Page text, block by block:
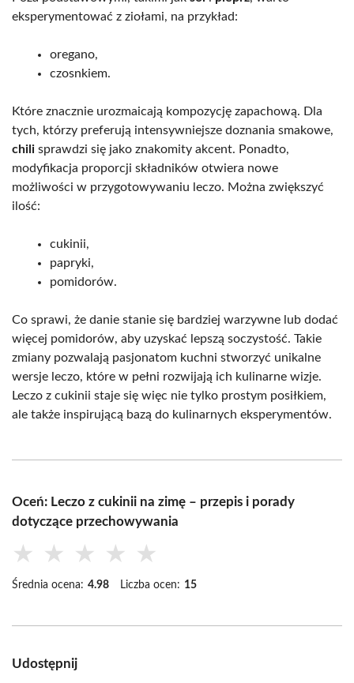
eksperymentować z ziołami, na przykład:
oregano,
czosnkiem.
Które znacznie urozmaicają kompozycję zapachową. Dla
tych, którzy preferują intensywniejsze doznania smakowe,
chili sprawdzi się jako znakomity akcent. Ponadto,
modyfikacja proporcji składników otwiera nowe
możliwości w przygotowywaniu leczo. Można zwiększyć
ilość:
cukinii,
papryki,
pomidorów.
Co sprawi, że danie stanie się bardziej warzywne lub dodać
więcej pomidorów, aby uzyskać lepszą soczystość. Takie
zmiany pozwalają pasjonatom kuchni stworzyć unikalne
wersje leczo, które w pełni rozwijają ich kulinarne wizje.
Leczo z cukinii staje się więc nie tylko prostym posiłkiem,
ale także inspirującą bazą do kulinarnych eksperymentów.
Oceń: Leczo z cukinii na zimę – przepis i porady
dotyczące przechowywania
★ ★ ★ ★ ★
Średnia ocena: 4.98 Liczba ocen: 15
Udostępnij